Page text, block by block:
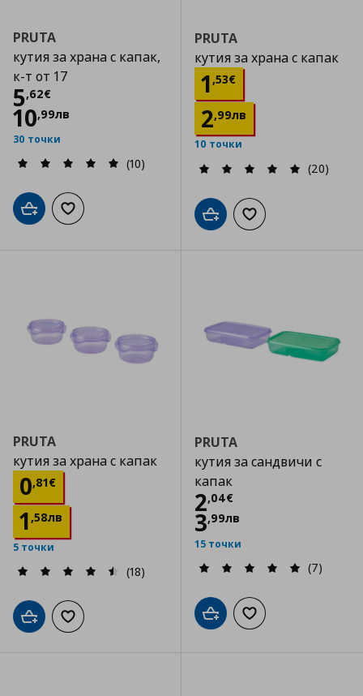
PRUTA
кутия за храна с капак,
к-т от 17
5,62€
Цена
10,99лв
30 точки
(10)
Добави в кошницата
Добави към списъка с любими
PRUTA
кутия за храна с капак
1,53€
Цена
2,99лв
10 точки
(20)
Добави в кошницата
Добави към
PRUTA
кутия за храна с капак
0,81€
Цена
1,58лв
5 точки
(18)
Добави в кошницата
Добави към списъка с любими
PRUTA
кутия за сандвичи с
капак
2,04€
Цена
3,99лв
15 точки
(7)
Добави в кошницата
Добави към